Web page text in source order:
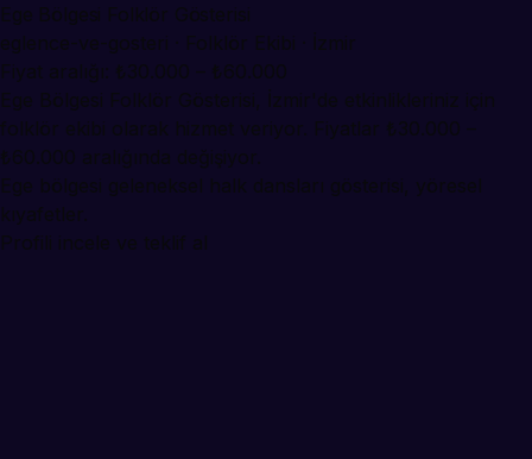
Ege Bölgesi Folklör Gösterisi
eglence-ve-gosteri · Folklör Ekibi · İzmir
Fiyat aralığı: ₺30.000 – ₺60.000
Ege Bölgesi Folklör Gösterisi, İzmir'de etkinlikleriniz için
folklör ekibi olarak hizmet veriyor. Fiyatlar ₺30.000 –
₺60.000 aralığında değişiyor.
Ege bölgesi geleneksel halk dansları gösterisi, yöresel
kıyafetler.
Profili incele ve teklif al